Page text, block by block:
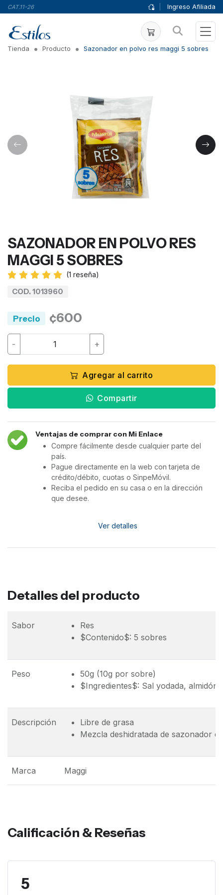
CAT.11-26 Ingreso Afiliada
Tienda Producto Sazonador en polvo res maggi 5 sobres
SAZONADOR EN POLVO RES
MAGGI 5 SOBRES
(1 reseña)
COD. 1013960
Precio ¢600
- +
Agregar al carrito
Compartir
Ventajas de comprar con Mi Enlace
Compre fácilmente desde cualquier parte del
país.
Pague directamente en la web con tarjeta de
crédito/débito, cuotas o SinpeMóvil.
Reciba el pedido en su casa o en la dirección
que desee.
Ver detalles
Detalles del producto
Sabor
Res
$Contenido$: 5 sobres
Peso
50g (10g por sobre)
$Ingredientes$: Sal yodada,
Descripción
Libre de grasa
Mezcla deshidratada de sazonador
Marca Maggi
Calificación & Reseñas
5